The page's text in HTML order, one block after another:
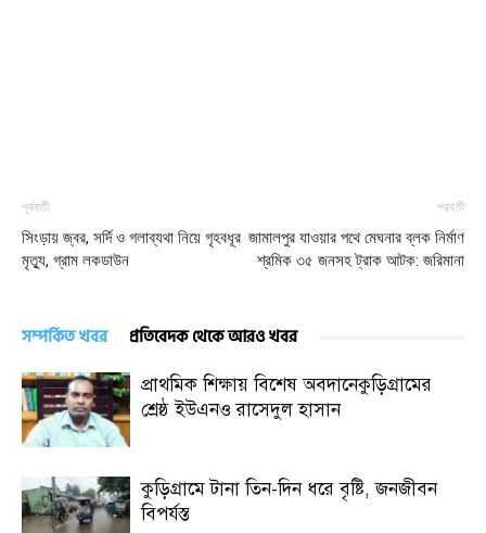
পূর্ববর্তী
সিংড়ায় জ্বর, সর্দি ও গলাব্যথা নিয়ে গৃহবধূর
মৃত্যু, গ্রাম লকডাউন
পরবর্তী
জামালপুর যাওয়ার পথে মেঘনার ব্লক নির্মাণ
শ্রমিক ৩৫ জনসহ ট্রাক আটক: জরিমানা
সম্পর্কিত খবর প্রতিবেদক থেকে আরও খবর
প্রাথমিক শিক্ষায় বিশেষ অবদানেকুড়িগ্রামের
শ্রেষ্ঠ ইউএনও রাসেদুল হাসান
কুড়িগ্রামে টানা তিন-দিন ধরে বৃষ্টি, জনজীবন
বিপর্যস্ত